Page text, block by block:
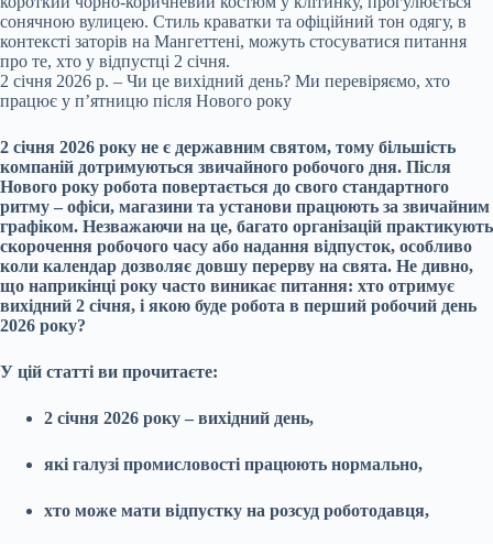
2 січня 2026 р. – Чи це вихідний день? Ми перевіряємо, хто
працює у п’ятницю після Нового року
2 січня 2026 року не є державним святом, тому більшість
компаній дотримуються звичайного робочого дня. Після
Нового року робота повертається до свого стандартного
ритму – офіси, магазини та установи працюють за звичайним
графіком. Незважаючи на це, багато організацій практикують
скорочення робочого часу або надання відпусток, особливо
коли календар дозволяє довшу перерву на свята. Не дивно,
що наприкінці року часто виникає питання: хто отримує
вихідний 2 січня, і якою буде робота в перший робочий день
2026 року?
У цій статті ви прочитаєте:
2 січня 2026 року – вихідний день,
які галузі промисловості працюють нормально,
хто може мати відпустку на розсуд роботодавця,